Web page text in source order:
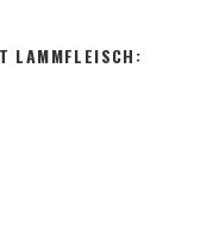
LAMMFLEISCH: